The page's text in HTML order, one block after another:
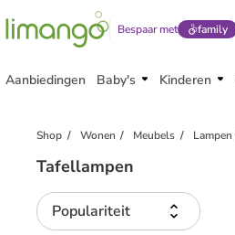
Bespaar met family
Aanbiedingen Baby's Kinderen
Shop Wonen Meubels Lampen
Tafellampen
Populariteit